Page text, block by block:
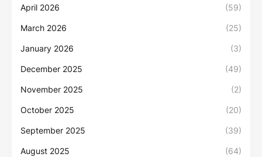
April 2026 (59)
March 2026 (25)
January 2026 (3)
December 2025 (49)
November 2025 (2)
October 2025 (20)
September 2025 (39)
August 2025 (64)